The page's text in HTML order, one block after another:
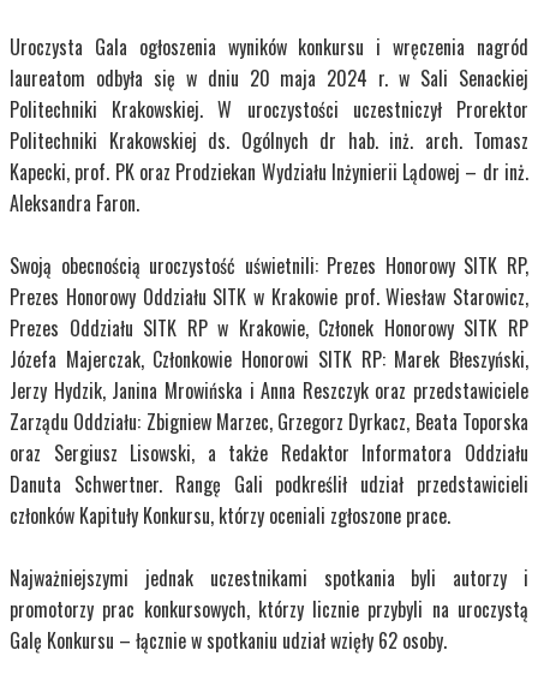
Uroczysta Gala ogłoszenia wyników konkursu i wręczenia nagród
laureatom odbyła się w dniu 20 maja 2024 r. w Sali Senackiej
Politechniki Krakowskiej. W uroczystości uczestniczył Prorektor
Politechniki Krakowskiej ds. Ogólnych dr hab. inż. arch. Tomasz
Kapecki, prof. PK oraz Prodziekan Wydziału Inżynierii Lądowej – dr inż.
Aleksandra Faron.
Swoją obecnością uroczystość uświetnili: Prezes Honorowy SITK RP,
Prezes Honorowy Oddziału SITK w Krakowie prof. Wiesław Starowicz,
Prezes Oddziału SITK RP w Krakowie, Członek Honorowy SITK RP
Józefa Majerczak, Członkowie Honorowi SITK RP: Marek Błeszyński,
Jerzy Hydzik, Janina Mrowińska i Anna Reszczyk oraz przedstawiciele
Zarządu Oddziału: Zbigniew Marzec, Grzegorz Dyrkacz, Beata Toporska
oraz Sergiusz Lisowski, a także Redaktor Informatora Oddziału
Danuta Schwertner. Rangę Gali podkreślił udział przedstawicieli
członków Kapituły Konkursu, którzy oceniali zgłoszone prace.
Najważniejszymi jednak uczestnikami spotkania byli autorzy i
promotorzy prac konkursowych, którzy licznie przybyli na uroczystą
Galę Konkursu – łącznie w spotkaniu udział wzięły 62 osoby.